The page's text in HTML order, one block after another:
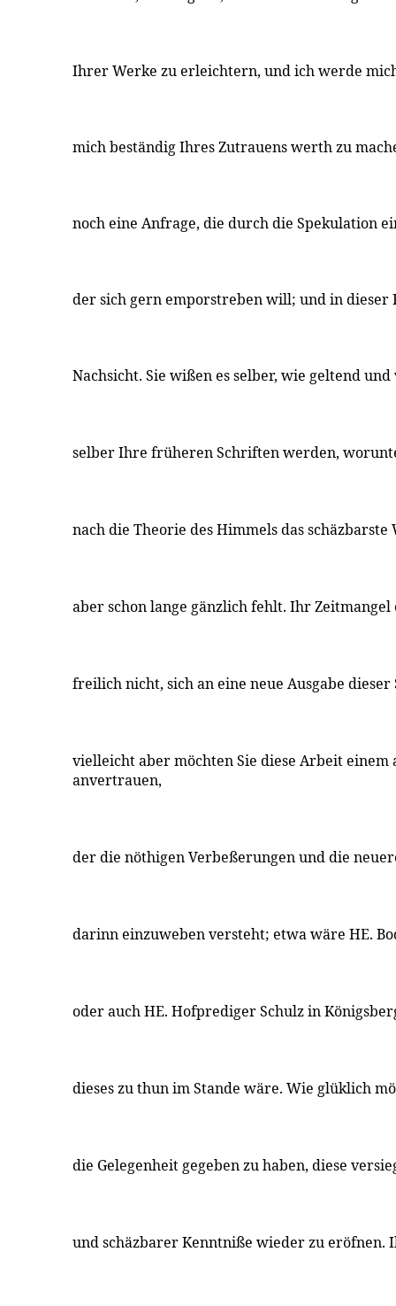
Ihrer Werke zu erleichtern, und ich werde
mich beständig Ihres Zutrauens werth zu
noch eine Anfrage, die durch die Spekulation
der sich gern emporstreben will; und in
Nachsicht. Sie wißen es selber, wie geltend
selber Ihre früheren Schriften werden,
nach die Theorie des Himmels das
aber schon lange gänzlich fehlt. Ihr
freilich nicht, sich an eine neue Ausgabe
vielleicht aber möchten Sie diese Arbeit einem
anvertrauen,
der die nöthigen Verbeßerungen und die
darinn einzuweben versteht; etwa wäre HE.
oder auch HE. Hofprediger Schulz in
dieses zu thun im Stande wäre. Wie glüklich
die Gelegenheit gegeben zu haben, diese
und schäzbarer Kenntniße wieder zu